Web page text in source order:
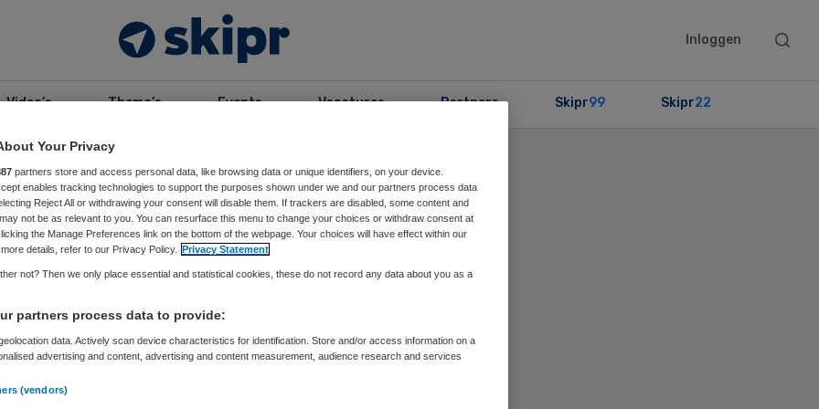
Inloggen
Search
Video’s Thema’s Events Vacatures Partners Skipr99 Skipr22
Seckel
CBRE
heeft 16 jaar ervaring in de woon- en zorgsector.
woningcorporatie en daarna als adviseur voor
Sinds 2021 geeft zij leiding aan het
Healthcare bij CBRE. Een deskundig en enthousiast
Your Privacy
partners store and access personal data, like browsing data or unique identifiers, on your device.
enables tracking technologies to support the purposes shown under we and our partners process data
Reject All or withdrawing your consent will disable them. If trackers are disabled, some content and
not be as relevant to you. You can resurface this menu to change your choices or withdraw consent at
the Manage Preferences link on the bottom of the webpage. Your choices will have effect within our
details, refer to our Privacy Policy. Privacy Statement
not? Then we only place essential and statistical cookies, these do not record any data about you as a
partners process data to provide:
data. Actively scan device characteristics for identification. Store and/or access information on a
advertising and content, advertising and content measurement, audience research and services
(vendors)